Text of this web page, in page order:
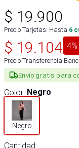
$ 19.900
Precio Tarjetas: Hasta 6
$ 19.104 4
Precio Transferencia
Envío gratis para
Color: Negro
Negro
Cantidad: